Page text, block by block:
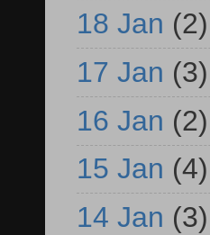
18 Jan (2)
17 Jan (3)
16 Jan (2)
15 Jan (4)
14 Jan (3)